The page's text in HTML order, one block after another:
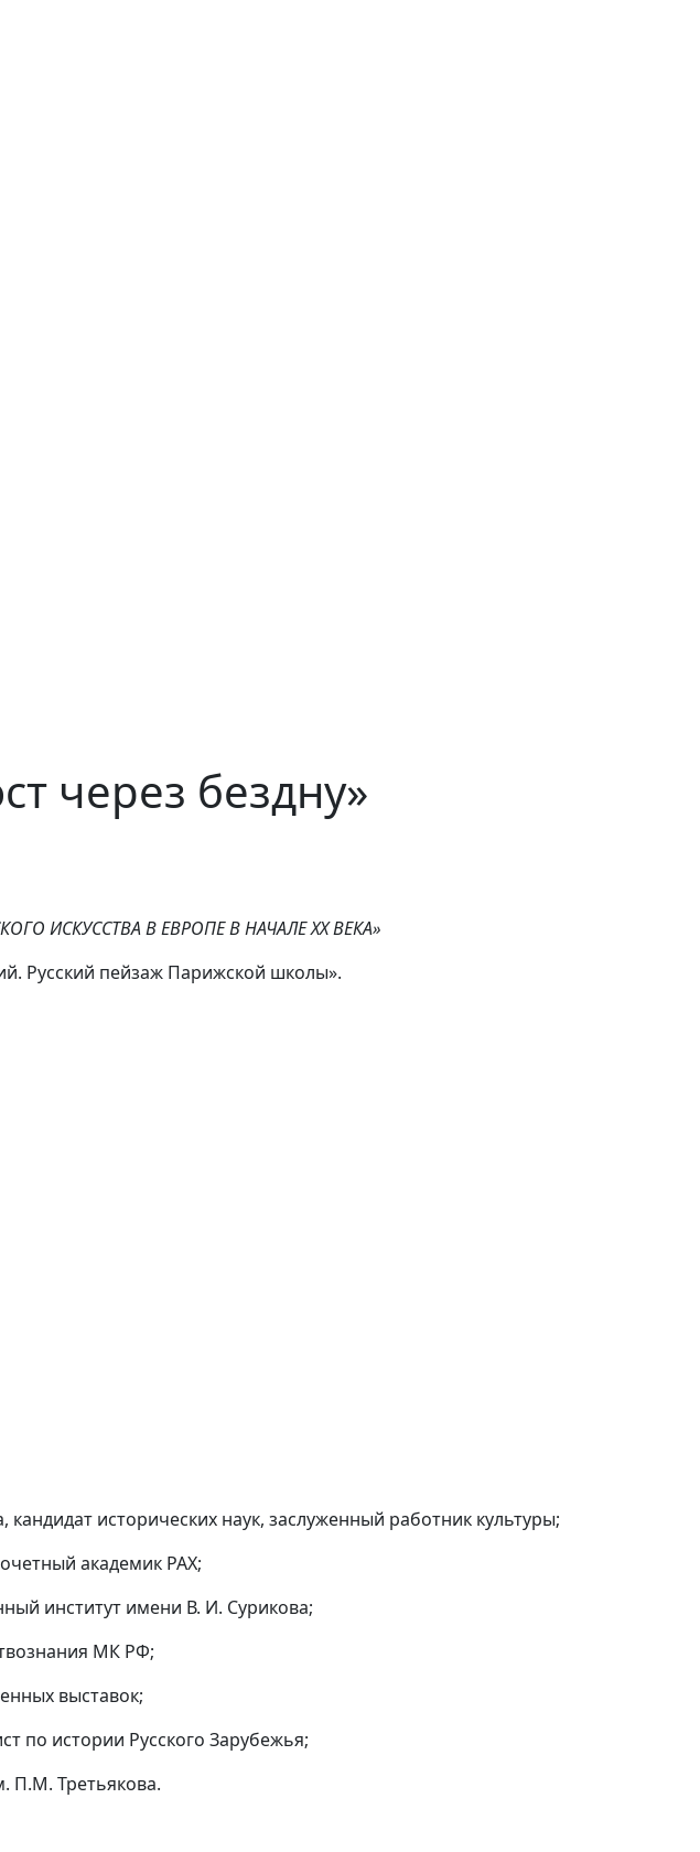
через бездну»
ИСКУССТВА В ЕВРОПЕ В НАЧАЛЕ ХХ ВЕКА»
Русский пейзаж Парижской школы».
исторических наук, заслуженный работник культуры;
академик РАХ;
институт имени В. И. Сурикова;
МК РФ;
выставок;
по истории Русского Зарубежья;
П.М. Третьякова.